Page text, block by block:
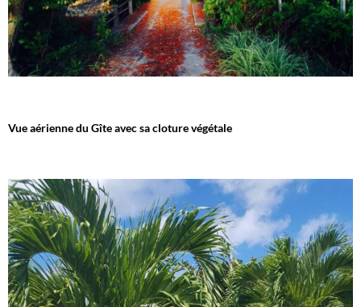
Vue aérienne du Gîte avec sa cloture végétale